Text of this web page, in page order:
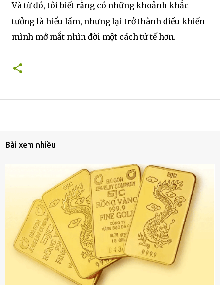
Và từ đó, tôi biết rằng có những khoảnh khắc
tưởng là hiểu lầm, nhưng lại trở thành điều khiến
mình mở mắt nhìn đời một cách tử tế hơn.
Bài xem nhiều